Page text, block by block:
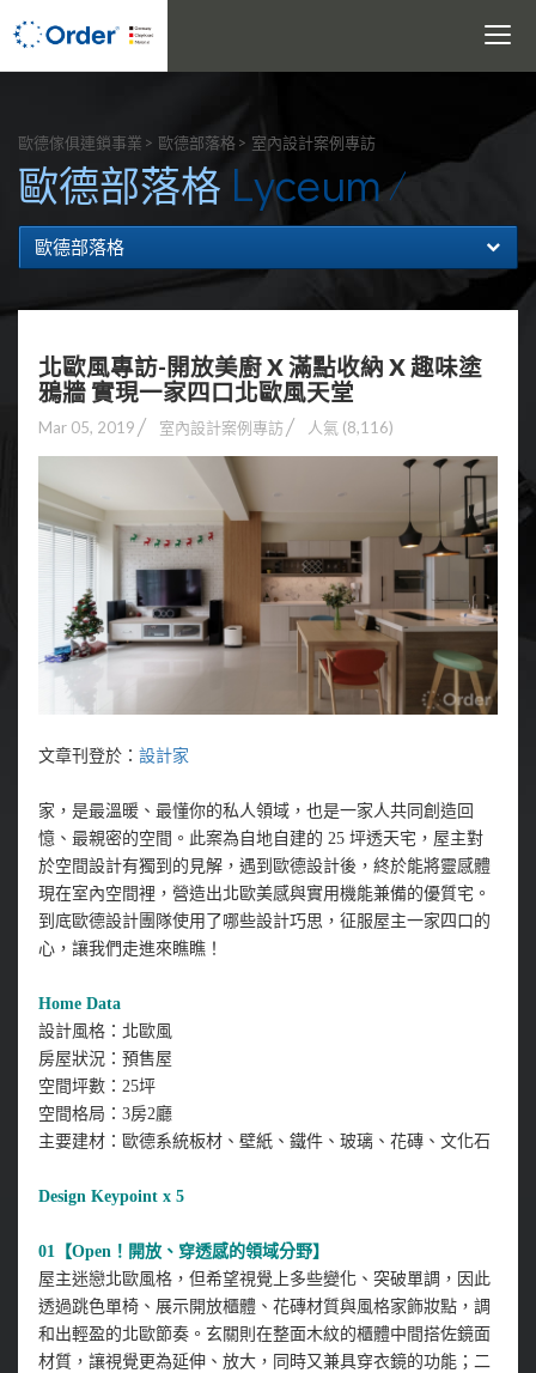
Toggle
歐德傢俱連鎖事業 歐德部落格 室內設計案例專訪
歐德部落格 Lyceum
歐德部落格
北歐風專訪-開放美廚 X 滿點收納 X 趣味塗
鴉牆 實現一家四口北歐風天堂
Mar 05, 2019 室內設計案例專訪 人氣 (8,116)
文章刊登於： 設計家
家，是最溫暖、最懂你的私人領域，也是一家人共同創造回
憶、最親密的空間。此案為自地自建的 25 坪透天宅，屋主對
於空間設計有獨到的見解，遇到歐德設計後，終於能將靈感體
現在室內空間裡，營造出北歐美感與實用機能兼備的優質宅。
到底歐德設計團隊使用了哪些設計巧思，征服屋主一家四口的
心，讓我們走進來瞧瞧！
Home Data
設計風格：北歐風
房屋狀況：預售屋
空間坪數：25坪
空間格局：3房2廳
主要建材：歐德系統板材、壁紙、鐵件、玻璃、花磚、文化石
Design Keypoint x 5
01【Open！開放、穿透感的領域分野】
屋主迷戀北歐風格，但希望視覺上多些變化、突破單調，因此
透過跳色單椅、展示開放櫃體、花磚材質與風格家飾妝點，調
和出輕盈的北歐節奏。玄關則在整面木紋的櫃體中間搭佐鏡面
材質，讓視覺更為延伸、放大，同時又兼具穿衣鏡的功能；二